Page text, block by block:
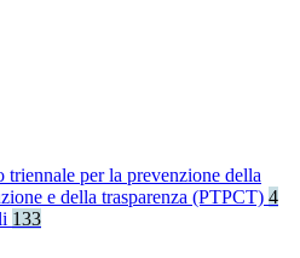
triennale per la prevenzione della
e della trasparenza (PTPCT) 4
133